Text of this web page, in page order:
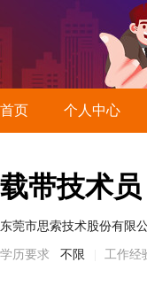
首页 个人中心
载带技术员
东莞市思索技术股份有限
学历要求 不限 工作经